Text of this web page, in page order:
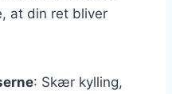
at din ret bliver
: Skær kylling,